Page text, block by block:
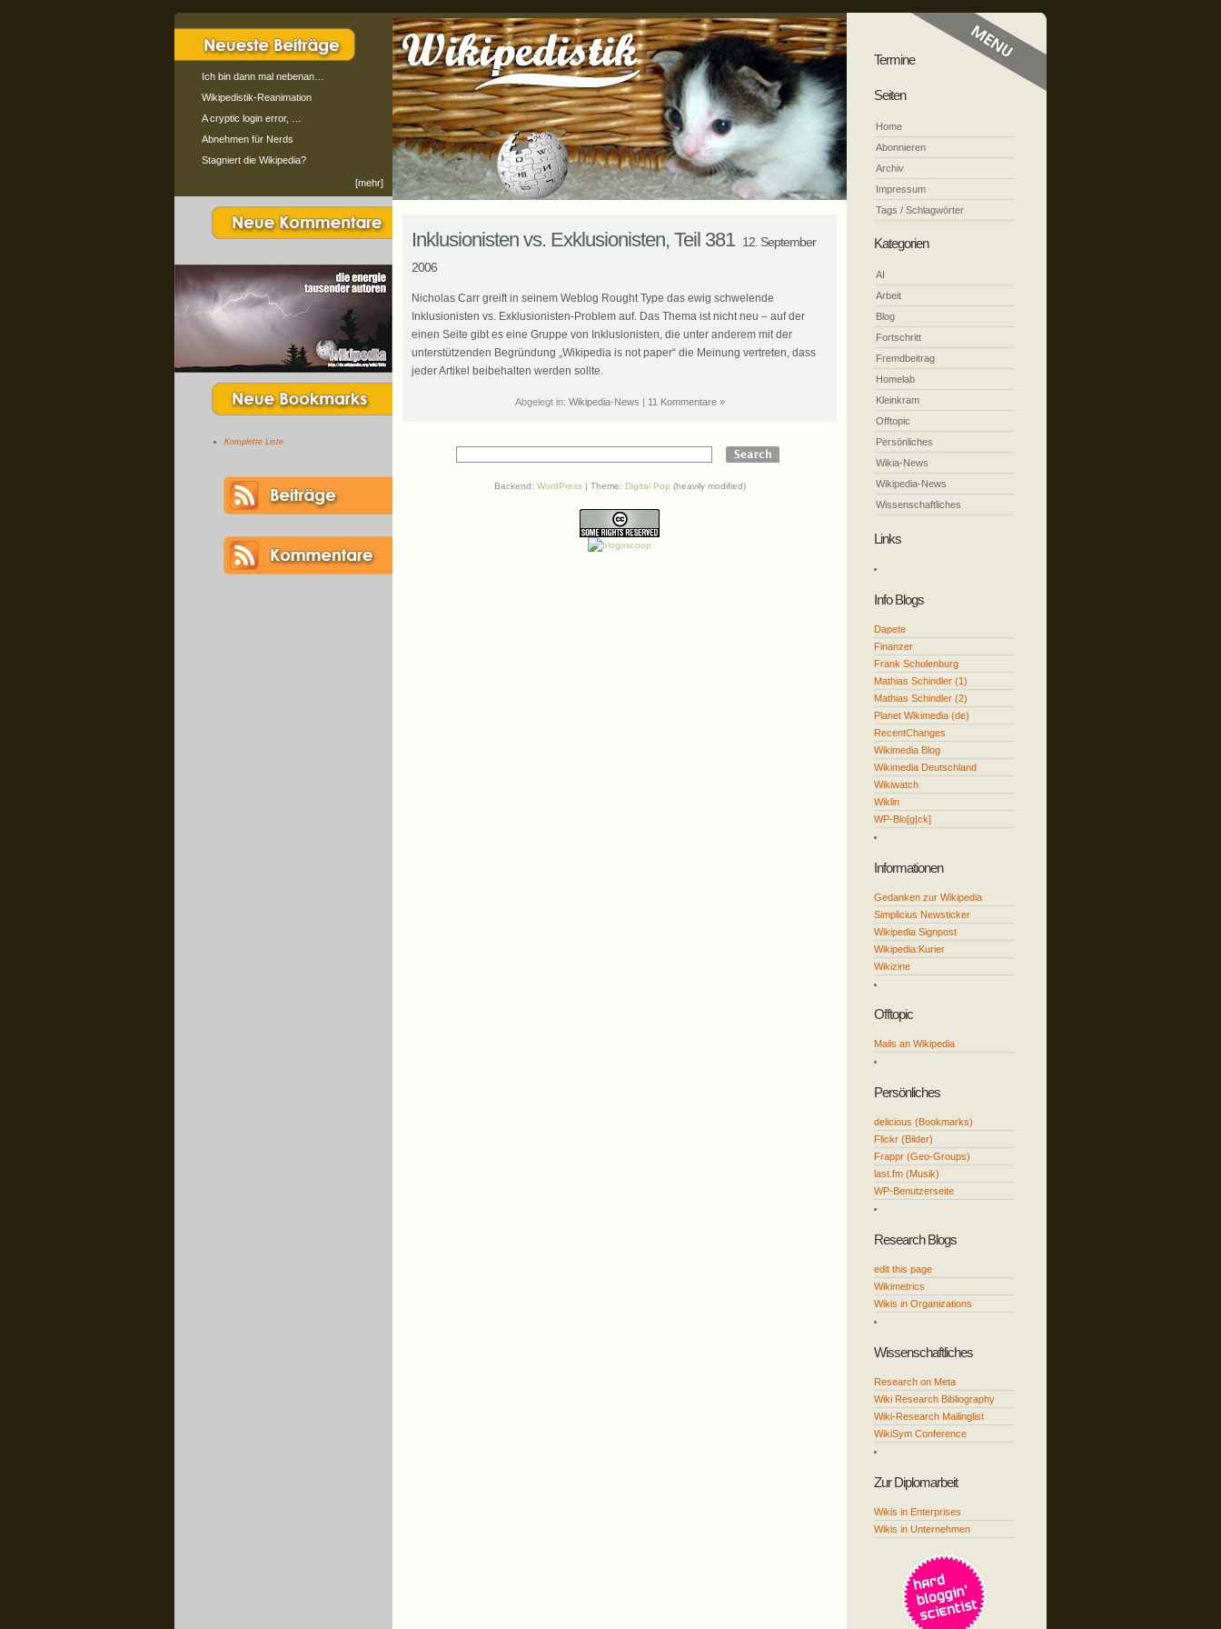
Ich bin dann mal nebenan…
Wikipedistik-Reanimation
A cryptic login error, …
Abnehmen für Nerds
Stagniert die Wikipedia?
[mehr]
Komplette Liste
Inklusionisten vs. Exklusionisten, Teil 381 12. September
2006
Nicholas Carr greift in seinem Weblog Rought Type das ewig schwelende
Inklusionisten vs. Exklusionisten-Problem auf. Das Thema ist nicht neu – auf der
einen Seite gibt es eine Gruppe von Inklusionisten, die unter anderem mit der
unterstützenden Begründung „Wikipedia is not paper“ die Meinung vertreten, dass
jeder Artikel beibehalten werden sollte.
Abgelegt in: Wikipedia-News | 11 Kommentare »
Backend: WordPress| Theme: Digital Pop (heavily modified)
Termine
Seiten
Home
Abonnieren
Archiv
Impressum
Tags / Schlagwörter
Kategorien
AI
Arbeit
Blog
Fortschritt
Fremdbeitrag
Homelab
Kleinkram
Offtopic
Persönliches
Wikia-News
Wikipedia-News
Wissenschaftliches
Links
Info Blogs
Dapete
Finanzer
Frank Schulenburg
Mathias Schindler (1)
Mathias Schindler (2)
Planet Wikimedia (de)
RecentChanges
Wikimedia Blog
Wikimedia Deutschland
Wikiwatch
Wiklin
WP-Blo[g|ck]
Informationen
Gedanken zur Wikipedia
Simplicius Newsticker
Wikipedia Signpost
Wikipedia:Kurier
Wikizine
Offtopic
Mails an Wikipedia
Persönliches
delicious (Bookmarks)
Flickr (Bilder)
Frappr (Geo-Groups)
last.fm (Musik)
WP-Benutzerseite
Research Blogs
edit this page
Wikimetrics
Wikis in Organizations
Wissenschaftliches
Research on Meta
Wiki Research Bibliography
Wiki-Research Mailinglist
WikiSym Conference
Zur Diplomarbeit
Wikis in Enterprises
Wikis in Unternehmen